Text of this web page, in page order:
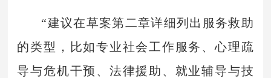
“建议在草案第二章详细列出服务救助
的类型，比如专业社会工作服务、心理疏
导与危机干预、法律援助、就业辅导与技